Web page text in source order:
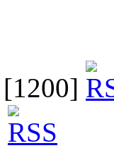
[1200]